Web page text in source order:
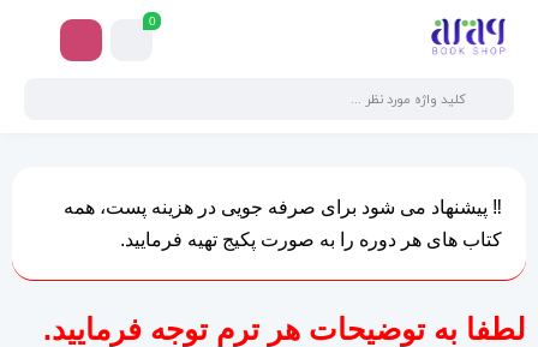
0
‼️ پیشنهاد می شود برای صرفه جویی در هزینه پست، همه
کتاب های هر دوره را به صورت پکیج تهیه فرمایید.
لطفا به توضیحات هر ترم توجه فرمایید.